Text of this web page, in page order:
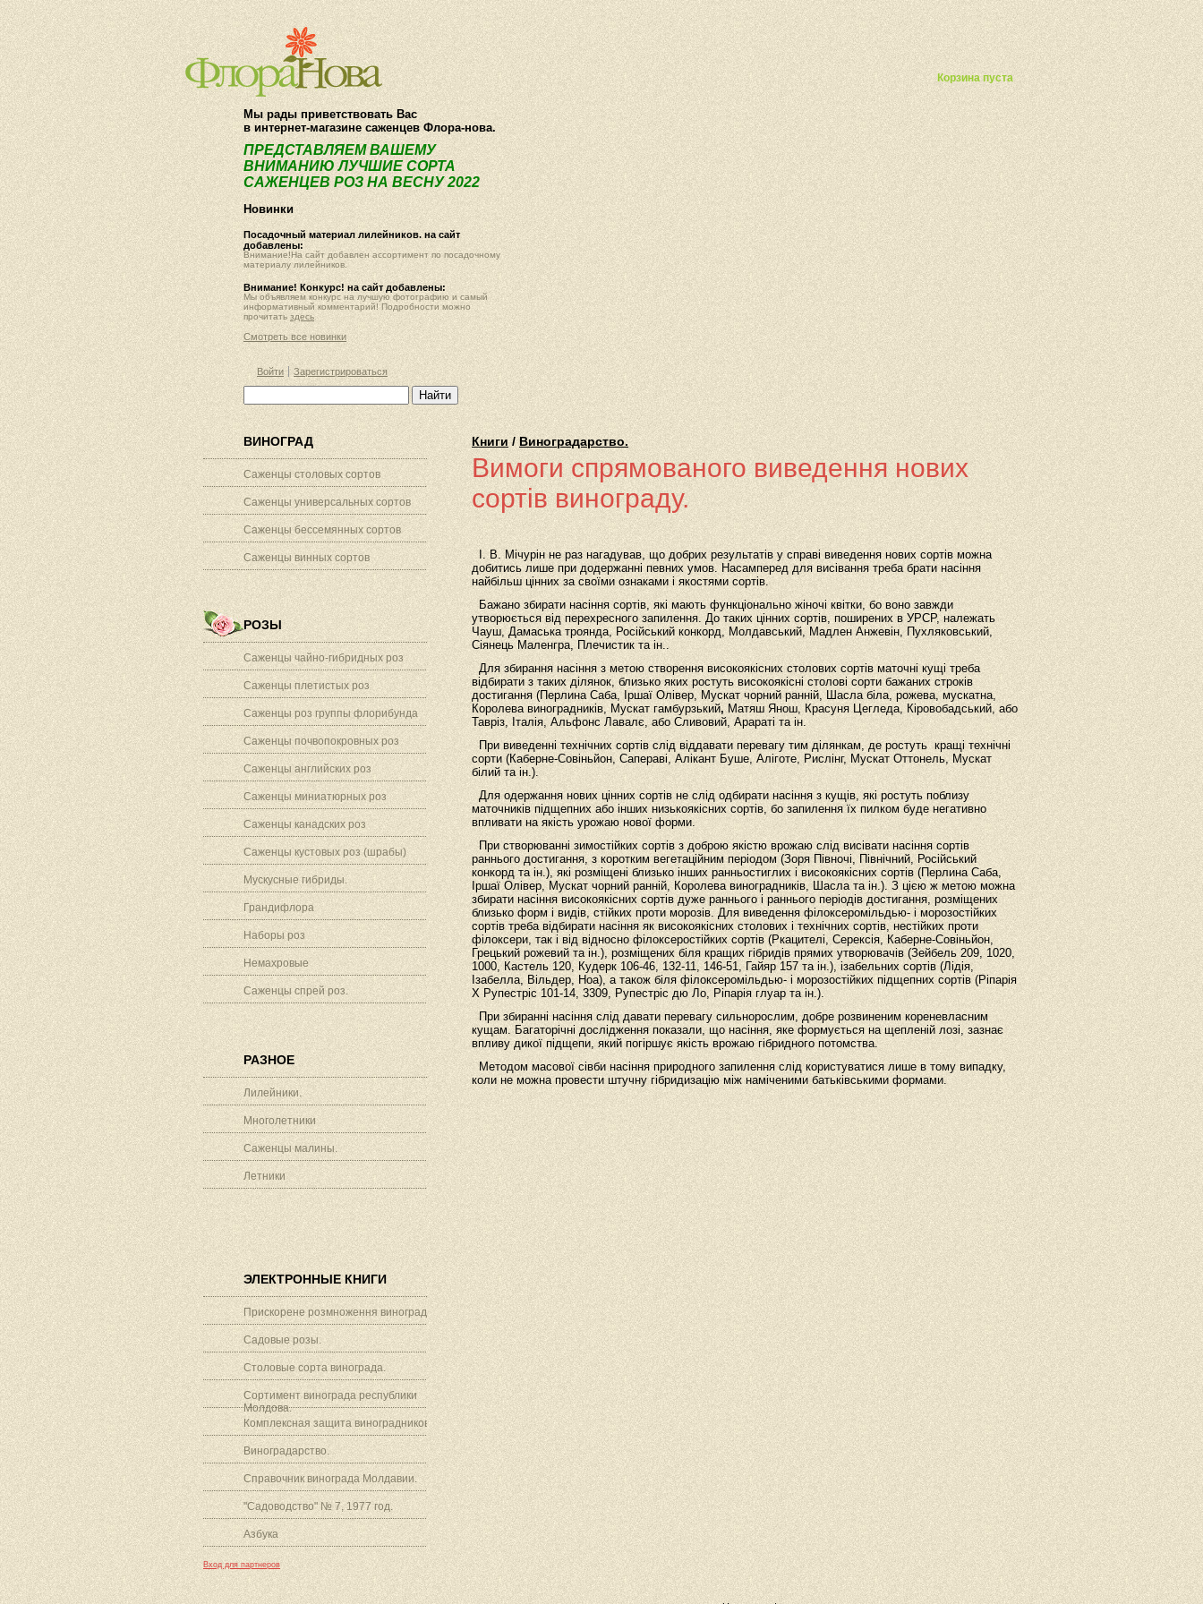
Корзина пуста
О компании Как купить Фотогалерея Статьи Опт Контакты
Мы рады приветствовать Вас
в интернет-магазине саженцев Флора-нова.
ПРЕДСТАВЛЯЕМ ВАШЕМУ
ВНИМАНИЮ ЛУЧШИЕ СОРТА
САЖЕНЦЕВ РОЗ НА ВЕСНУ 2022
Новинки
Посадочный материал лилейников. на сайт
добавлены:
Внимание!На сайт добавлен ассортимент по посадочному
материалу лилейников.
Внимание! Конкурс! на сайт добавлены:
Мы объявляем конкурс на лучшую фотографию и самый
информативный комментарий! Подробности можно
прочитать здесь
Смотреть все новинки
Войти Зарегистрироваться
ВИНОГРАД
Саженцы столовых сортов
Саженцы универсальных сортов
Саженцы бессемянных сортов
Саженцы винных сортов
РОЗЫ
Саженцы чайно-гибридных роз
Саженцы плетистых роз
Саженцы роз группы флорибунда
Саженцы почвопокровных роз
Саженцы английских роз
Саженцы миниатюрных роз
Саженцы канадских роз
Саженцы кустовых роз (шрабы)
Мускусные гибриды.
Грандифлора
Наборы роз
Немахровые
Саженцы спрей роз.
РАЗНОЕ
Лилейники.
Многолетники
Саженцы малины.
Летники
ЭЛЕКТРОННЫЕ КНИГИ
Прискорене розмноження винограду.
Садовые розы.
Столовые сорта винограда.
Сортимент винограда республики
Молдова.
Комплексная защита виноградников.
Виноградарство.
Справочник винограда Молдавии.
"Садоводство" № 7, 1977 год.
Азбука
Вход для партнеров
Книги/Виноградарство.
Вимоги спрямованого виведення нових
сортів винограду.
І. В. Мічурін не раз нагадував, що добрих результатів у справі виведення нових сортів можна
добитись лише при додержанні певних умов. Насамперед для висівання треба брати насіння
найбільш цінних за своїми ознаками і якостями сортів.
Бажано збирати насіння сортів, які мають функціонально жіночі квітки, бо воно завжди
утворюється від перехресного запилення. До таких цінних сортів, поширених в УРСР, належать
Чауш, Дамаська троянда, Російський конкорд, Молдавський, Мадлен Анжевін, Пухляковський,
Сіянець Маленгра, Плечистик та ін..
Для збирання насіння з метою створення високоякісних столових сортів маточні кущі треба
відбирати з таких ділянок, близько яких ростуть високоякісні столові сорти бажаних строків
достигання (Перлина Саба, Іршаї Олівер, Мускат чорний ранній, Шасла біла, рожева, мускатна,
Королева виноградників, Мускат гамбурзький,Матяш Янош, Красуня Цегледа, Кіровобадський, або
Тавріз, Італія, Альфонс Лавалє, або Сливовий, Арараті та ін.
При виведенні технічних сортів слід віддавати перевагу тим ділянкам, де ростуть кращі технічні
сорти (Каберне-Совіньйон, Сапераві, Алікант Буше, Аліготе, Рислінг, Мускат Оттонель, Мускат
білий та ін.).
Для одержання нових цінних сортів не слід одбирати насіння з кущів, які ростуть поблизу
маточників підщепних або інших низькоякісних сортів, бо запилення їх пилком буде негативно
впливати на якість урожаю нової форми.
При створюванні зимостійких сортів з доброю якістю врожаю слід висівати насіння сортів
раннього достигання, з коротким вегетаційним періодом (Зоря Півночі, Північний, Російський
конкорд та ін.), які розміщені близько інших ранньостиглих і високоякісних сортів (Перлина Саба,
Іршаї Олівер, Мускат чорний ранній, Королева виноградників, Шасла та ін.). З цією ж метою можна
збирати насіння високоякісних сортів дуже раннього і раннього періодів достигання, розміщених
близько форм і видів, стійких проти морозів. Для виведення філоксеромільдью- і морозостійких
сортів треба відбирати насіння як високоякісних столових і технічних сортів, нестійких проти
філоксери, так і від відносно філоксеростійких сортів (Ркацителі, Серексія, Каберне-Совіньйон,
Грецький рожевий та ін.), розміщених біля кращих гібридів прямих утворювачів (Зейбель 209, 1020,
1000, Кастель 120, Кудерк 106-46, 132-11, 146-51, Гайяр 157 та ін.), ізабельних сортів (Лідія,
Ізабелла, Вільдер, Ноа), а також біля філоксеромільдью- і морозостійких підщепних сортів (Ріпарія
Х Рупестріс 101-14, 3309, Рупестріс дю Ло, Ріпарія глуар та ін.).
При збиранні насіння слід давати перевагу сильнорослим, добре розвиненим кореневласним
кущам. Багаторічні дослідження показали, що насіння, яке формується на щепленій лозі, зазнає
впливу дикої підщепи, який погіршує якість врожаю гібридного потомства.
Методом масової сівби насіння природного запилення слід користуватися лише в тому випадку,
коли не можна провести штучну гібридизацію між наміченими батьківськими формами.